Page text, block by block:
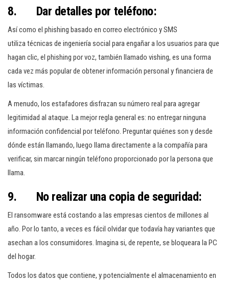
8. Dar detalles por teléfono:
Así como el phishing basado en correo electrónico y SMS
utiliza técnicas de ingeniería social para engañar a los usuarios para que
hagan clic, el phishing por voz, también llamado vishing, es una forma
cada vez más popular de obtener información personal y financiera de
las víctimas.
A menudo, los estafadores disfrazan su número real para agregar
legitimidad al ataque. La mejor regla general es: no entregar ninguna
información confidencial por teléfono. Preguntar quiénes son y desde
dónde están llamando, luego llama directamente a la compañía para
verificar, sin marcar ningún teléfono proporcionado por la persona que
llama.
9. No realizar una copia de seguridad:
El ransomware está costando a las empresas cientos de millones al
año. Por lo tanto, a veces es fácil olvidar que todavía hay variantes que
asechan a los consumidores. Imagina si, de repente, se bloqueara la PC
del hogar.
Todos los datos que contiene, y potencialmente el almacenamiento en